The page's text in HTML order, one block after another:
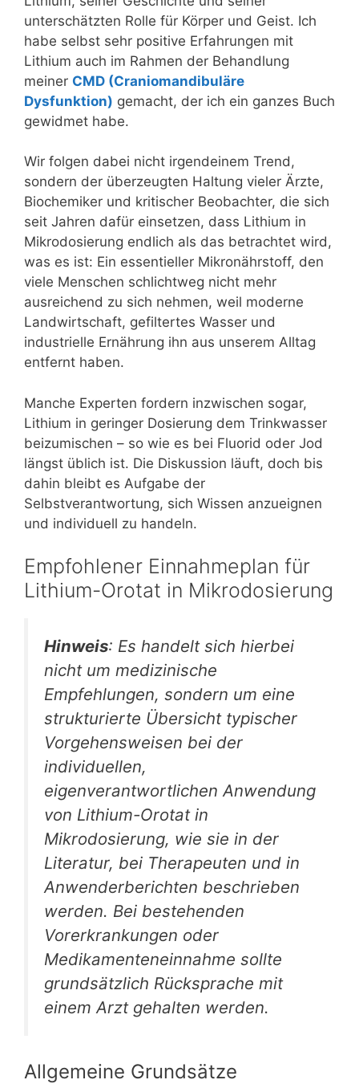
unterschätzten Rolle für Körper und Geist. Ich
habe selbst sehr positive Erfahrungen mit
Lithium auch im Rahmen der Behandlung
meiner CMD (Craniomandibuläre
Dysfunktion) gemacht, der ich ein ganzes Buch
gewidmet habe.
Wir folgen dabei nicht irgendeinem Trend,
sondern der überzeugten Haltung vieler Ärzte,
Biochemiker und kritischer Beobachter, die sich
seit Jahren dafür einsetzen, dass Lithium in
Mikrodosierung endlich als das betrachtet wird,
was es ist: Ein essentieller Mikronährstoff, den
viele Menschen schlichtweg nicht mehr
ausreichend zu sich nehmen, weil moderne
Landwirtschaft, gefiltertes Wasser und
industrielle Ernährung ihn aus unserem Alltag
entfernt haben.
Manche Experten fordern inzwischen sogar,
Lithium in geringer Dosierung dem Trinkwasser
beizumischen – so wie es bei Fluorid oder Jod
längst üblich ist. Die Diskussion läuft, doch bis
dahin bleibt es Aufgabe der
Selbstverantwortung, sich Wissen anzueignen
und individuell zu handeln.
Empfohlener Einnahmeplan für
Lithium-Orotat in Mikrodosierung
Hinweis: Es handelt sich hierbei
nicht um medizinische
Empfehlungen, sondern um eine
strukturierte Übersicht typischer
Vorgehensweisen bei der
individuellen,
eigenverantwortlichen Anwendung
von Lithium-Orotat in
Mikrodosierung, wie sie in der
Literatur, bei Therapeuten und in
Anwenderberichten beschrieben
werden. Bei bestehenden
Vorerkrankungen oder
Medikamenteneinnahme sollte
grundsätzlich Rücksprache mit
einem Arzt gehalten werden.
Allgemeine Grundsätze